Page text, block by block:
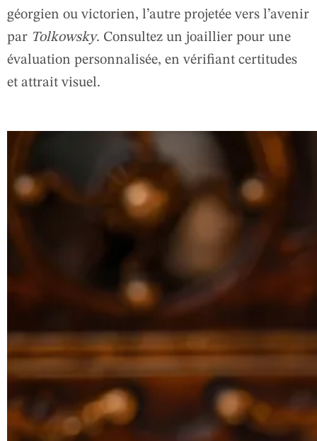
géorgien ou victorien, l’autre projetée vers l’avenir
par Tolkowsky. Consultez un joaillier pour une
évaluation personnalisée, en vérifiant certitudes
et attrait visuel.